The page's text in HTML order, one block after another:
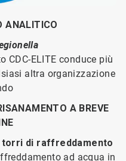
ANALITICO
ELITE conduce più
altra organizzazione
A BREVE
di raffreddamento
ad acqua in